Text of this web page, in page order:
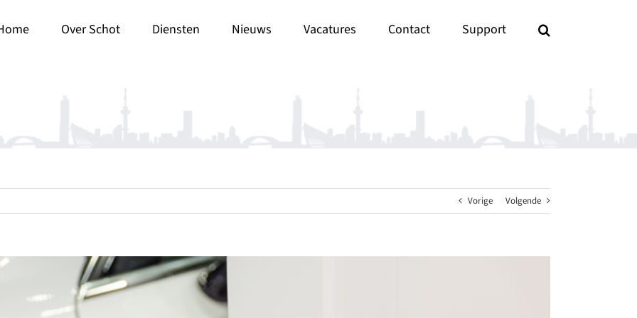
Over Schot Diensten Nieuws Vacatures Contact Support
Vorige Volgende